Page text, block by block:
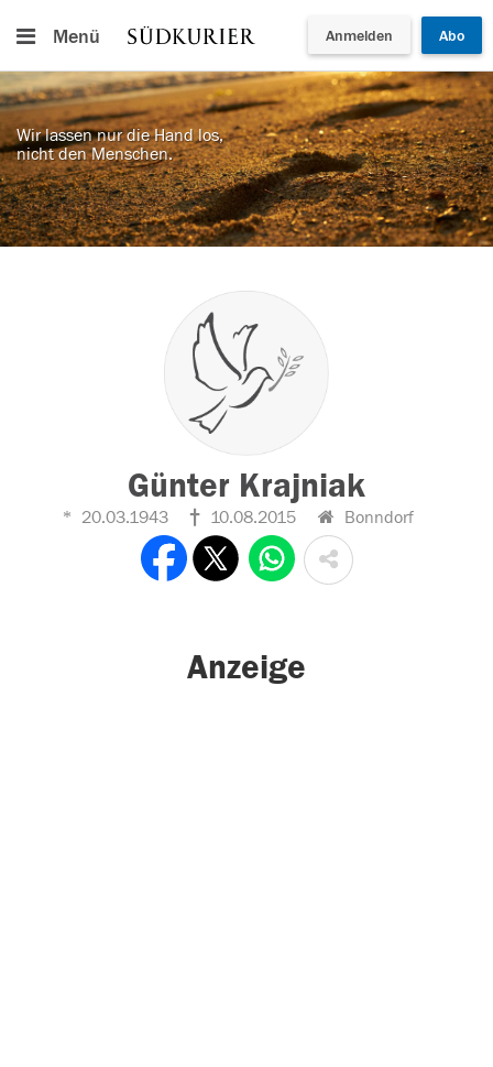
Menü Anmelden Abo
Wir lassen nur die Hand los,
nicht den Menschen.
Günter Krajniak
20.03.1943 10.08.2015 Bonndorf
Anzeige